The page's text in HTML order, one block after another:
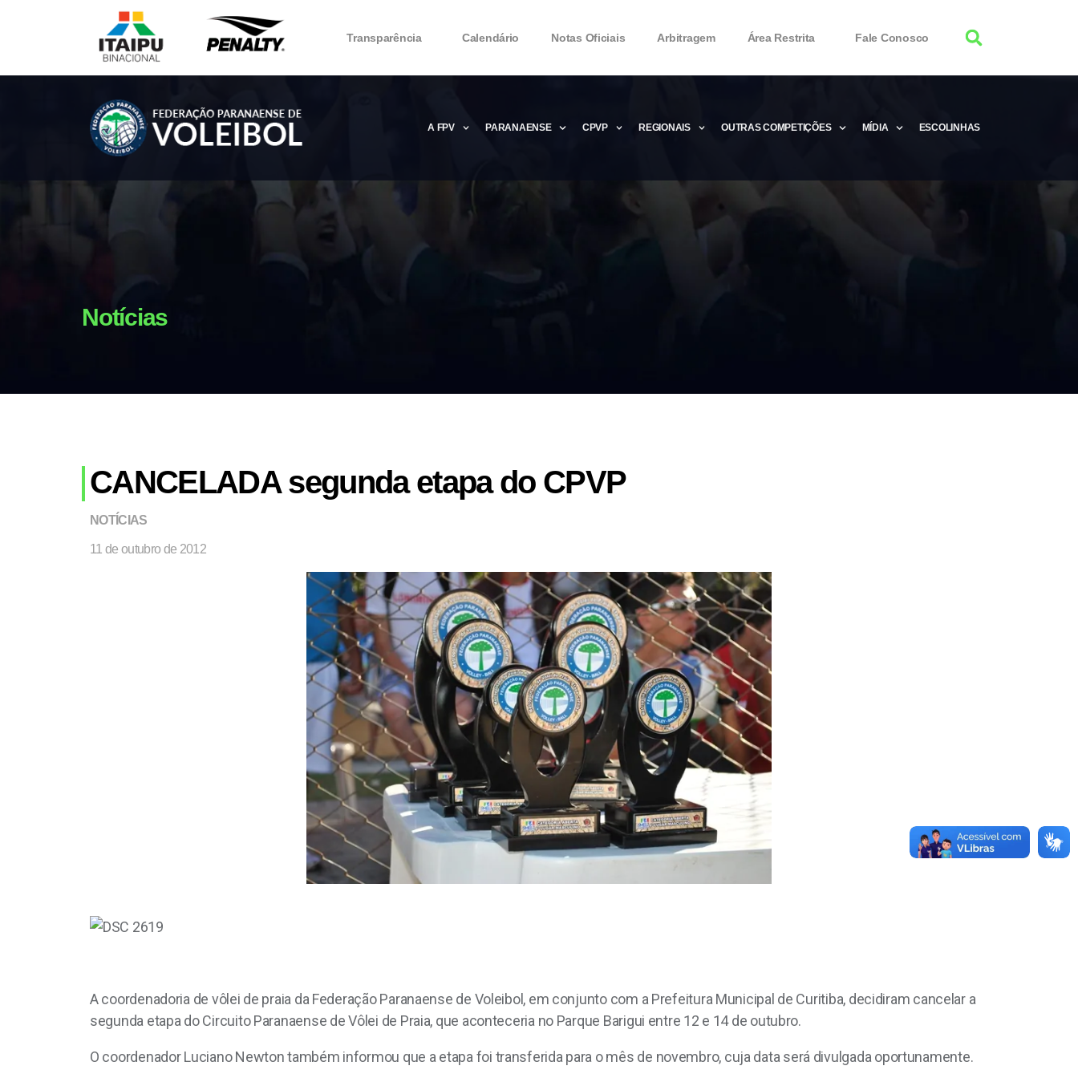
Transparência Calendário Notas Oficiais Arbitragem Área Restrita Fale Conosco
A FPV
Microsoft Office 2016 Product Key 2020 – Free Product Keys
PARANAENSE CPVP REGIONAIS OUTRAS COMPETIÇÕES MÍDIA ESCOLINHAS
Notícias
CANCELADA segunda etapa do CPVP
NOTÍCIAS
11 de outubro de 2012
A coordenadoria de vôlei de praia da Federação Paranaense de Voleibol, em conjunto com a Prefeitura Municipal de Curitiba, decidiram cancelar a
segunda etapa do Circuito Paranaense de Vôlei de Praia, que aconteceria no Parque Barigui entre 12 e 14 de outubro.
O coordenador Luciano Newton também informou que a etapa foi transferida para o mês de novembro, cuja data será divulgada oportunamente.